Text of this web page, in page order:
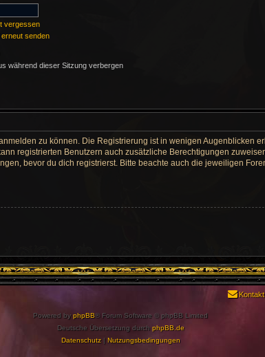
vergessen
senden
während dieser Sitzung verbergen
zu können. Die Registrierung ist in wenigen Augenblicken
registrierten Benutzern auch zusätzliche Berechtigungen
bevor du dich registrierst. Bitte beachte auch die jeweiligen
Kontakt
Powered byphpBB® Forum Software © phpBB Limited
Deutsche Übersetzung durch phpBB.de
Datenschutz| Nutzungsbedingungen